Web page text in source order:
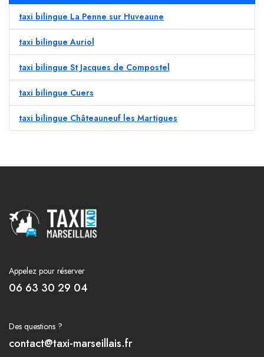
taxi bilingue La Penne sur Huveaune
taxi bilingue Auriol
taxi bilingue St Jacques de Compostel
taxi bilingue Cuers
taxi bilingue Châteauneuf les Martigues
Appelez pour réserver
06 63 30 29 04
Des questions ?
contact@taxi-marseillais.fr